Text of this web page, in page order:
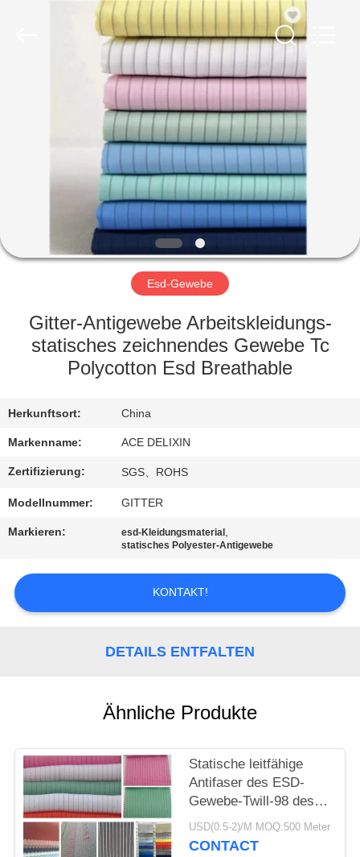
PRODUKTE
ÜBER
FABRIK-
QUALITÄTSKONTROLLE
SIE
MIT
UNS
IN
VERBINDUNG
NACHRICHTEN
SITEMAP
PRIVACY
POLICY
Esd-Gewebe
Gitter-Antigewebe Arbeitskleidungs-
statisches zeichnendes Gewebe Tc
Polycotton Esd Breathable
Herkunftsort: China
Markenname: ACE DELIXIN
Zertifizierung: SGS、ROHS
Modellnummer: GITTER
Markieren: esd-Kleidungsmaterial ,
statisches Polyester-Antigewebe
KONTAKT!
DETAILS ENTFALTEN
Ähnliche Produkte
Statische leitfähige
Antifaser des ESD-
Gewebe-Twill-98 des
Polyester-2% für
Arbeits-Abnutzung
USD(0.5-2)/M MOQ:500 Meter
CONTACT